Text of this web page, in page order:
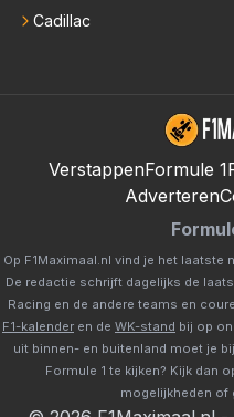
Cadillac
VerstappenFormule 1
Adverteren
Op F1Maximaal.nl vind je het laatste
De redactie schrijft dagelijks de
Racing en de andere teams en
F1-kalender en de WK-stand bij op
uit binnen- en buitenland moet je bij
Formule 1 te kijken? Kijk dan
mogelijkheden of